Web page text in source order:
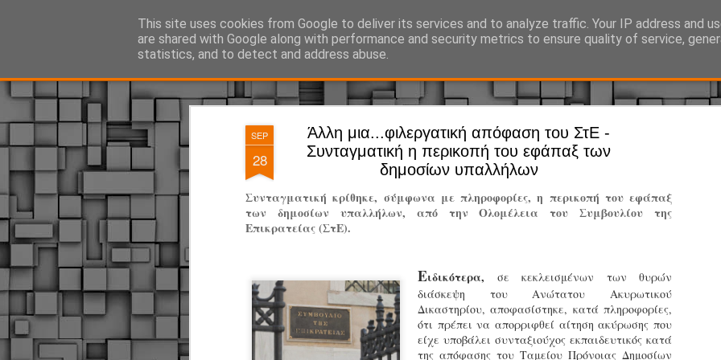
SEP
28
Άλλη μια...φιλεργατική απόφαση του ΣτΕ -
Συνταγματική η περικοπή του εφάπαξ των
δημοσίων υπαλλήλων
Συνταγματική κρίθηκε, σύμφωνα με πληροφορίες, η περικοπή του εφάπαξ
των δημοσίων υπαλλήλων, από την Ολομέλεια του Συμβουλίου της
Επικρατείας (ΣτΕ).
Ειδικότερα, σε κεκλεισμένων των θυρών
διάσκεψη του Ανώτατου Ακυρωτικού
Δικαστηρίου, αποφασίστηκε, κατά πληροφορίες,
ότι πρέπει να απορριφθεί αίτηση ακύρωσης που
είχε υποβάλει συνταξιούχος εκπαιδευτικός κατά
της απόφασης του Ταμείου Πρόνοιας Δημοσίων
This site uses cookies from Google to deliver its services and to analyze traffic. Your IP address and
are shared with Google along with performance and security metrics to ensure quality of service,
statistics, and to detect and address abuse.
ΔΗΜΟΤΙΚΗ ΑΣΤΥΝΟΜΙΑ, τα νέα! Ό, τι συμβαίνει γύρω από τη Δημοτική Αστυνομία, την τοπική
JUL
καθώς από την 1η
επιχειρησιακή
παρουσία του Δήμου
χώρους.
Η νέα υπηρεσία θα